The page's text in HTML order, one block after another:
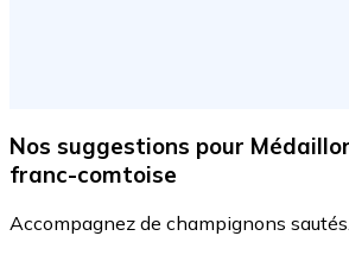
Nos suggestions pour
franc-comtoise
Accompagnez de champignons sautés.